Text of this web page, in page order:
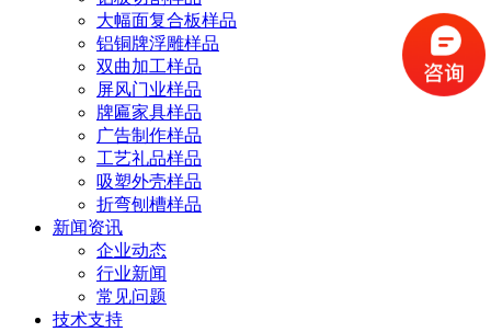
大幅面复合板样品
铝铜牌浮雕样品
双曲加工样品
屏风门业样品
牌匾家具样品
广告制作样品
工艺礼品样品
吸塑外壳样品
折弯刨槽样品
新闻资讯
企业动态
行业新闻
常见问题
技术支持